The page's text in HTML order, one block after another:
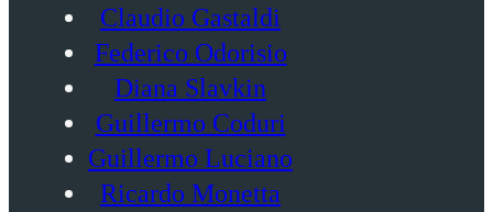
Claudio Gastaldi
Federico Odorisio
Diana Slavkin
Guillermo Coduri
Guillermo Luciano
Ricardo Monetta